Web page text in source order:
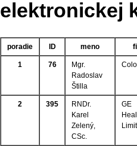
elektronickej
poradie ID meno
1 76
Mgr.
Radoslav
Štilla
2 395
RNDr.
Karel
Zelený,
CSc.
GE